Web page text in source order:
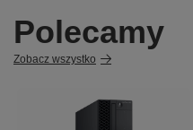
Polecamy
Zobacz wszystko